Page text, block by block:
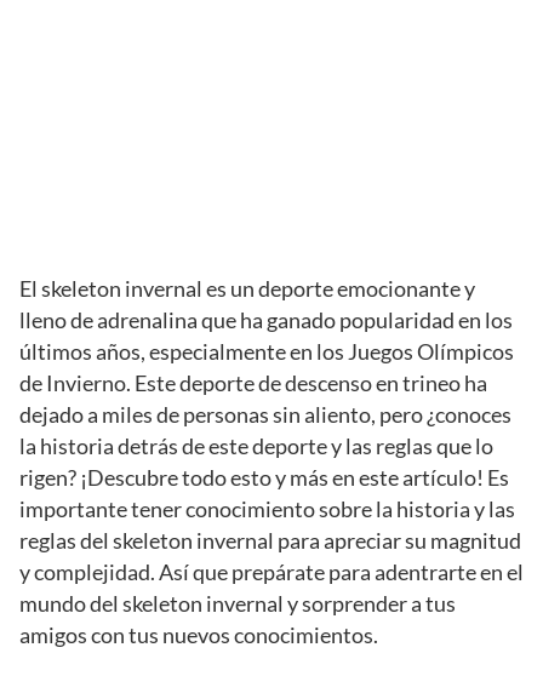
El skeleton invernal es un deporte emocionante y
lleno de adrenalina que ha ganado popularidad en los
últimos años, especialmente en los Juegos Olímpicos
de Invierno. Este deporte de descenso en trineo ha
dejado a miles de personas sin aliento, pero ¿conoces
la historia detrás de este deporte y las reglas que lo
rigen? ¡Descubre todo esto y más en este artículo! Es
importante tener conocimiento sobre la historia y las
reglas del skeleton invernal para apreciar su magnitud
y complejidad. Así que prepárate para adentrarte en el
mundo del skeleton invernal y sorprender a tus
amigos con tus nuevos conocimientos.